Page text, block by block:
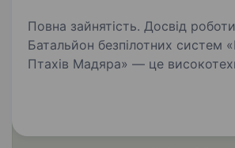
Повна зайнятість. Досвід
Батальйон безпілотних систем
Птахів Мадяра» — це
СБС ефективними…